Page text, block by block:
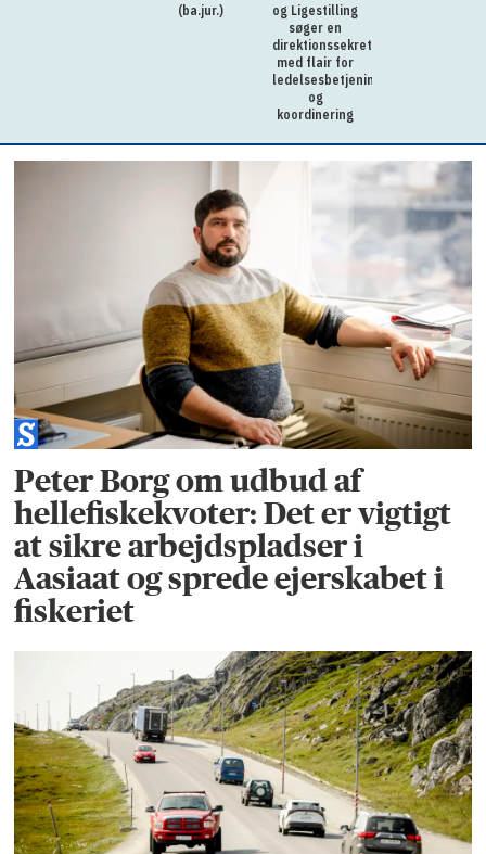
(ba.jur.)
og Ligestilling
søger en
direktionssekretær
med flair for
ledelsesbetjening
og
koordinering
Peter Borg om udbud af
hellefiskekvoter: Det er vigtigt
at sikre arbejdspladser i
Aasiaat og sprede ejerskabet i
fiskeriet